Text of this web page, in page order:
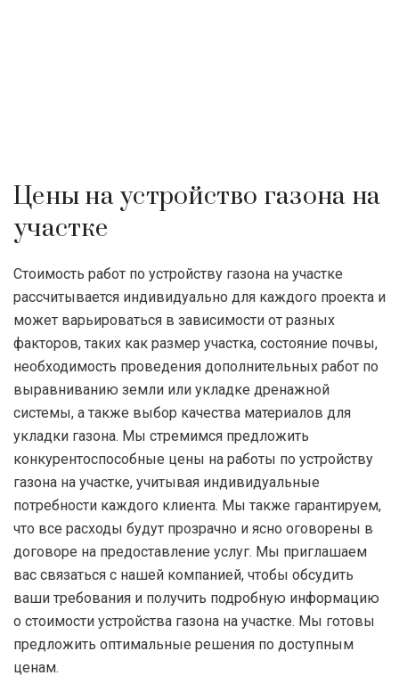
Цены на устройство газона на
участке
Стоимость работ по устройству газона на участке
рассчитывается индивидуально для каждого проекта и
может варьироваться в зависимости от разных
факторов, таких как размер участка, состояние почвы,
необходимость проведения дополнительных работ по
выравниванию земли или укладке дренажной
системы, а также выбор качества материалов для
укладки газона. Мы стремимся предложить
конкурентоспособные цены на работы по устройству
газона на участке, учитывая индивидуальные
потребности каждого клиента. Мы также гарантируем,
что все расходы будут прозрачно и ясно оговорены в
договоре на предоставление услуг. Мы приглашаем
вас связаться с нашей компанией, чтобы обсудить
ваши требования и получить подробную информацию
о стоимости устройства газона на участке. Мы готовы
предложить оптимальные решения по доступным
ценам.